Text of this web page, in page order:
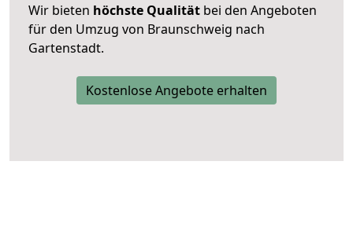
Wir bieten höchste Qualität bei den Angeboten
für den Umzug von Braunschweig nach
Gartenstadt.
Kostenlose Angebote erhalten